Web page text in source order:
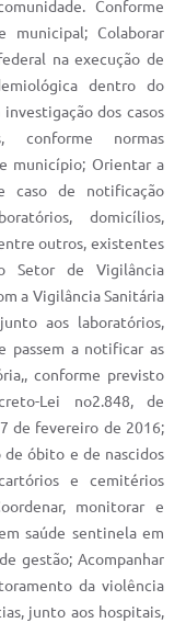
Conforme
municipal; Colaborar
na execução de
dentro do
dos casos
conforme normas
município; Orientar a
caso de notificação
domicílios,
outros, existentes
Setor de Vigilância
a Vigilância Sanitária
aos laboratórios,
passem a notificar as
conforme previsto
Lei no2.848, de
de fevereiro de 2016;
de óbito e de nascidos
e cemitérios
monitorar e
saúde sentinela em
gestão; Acompanhar
da violência
junto aos hospitais,